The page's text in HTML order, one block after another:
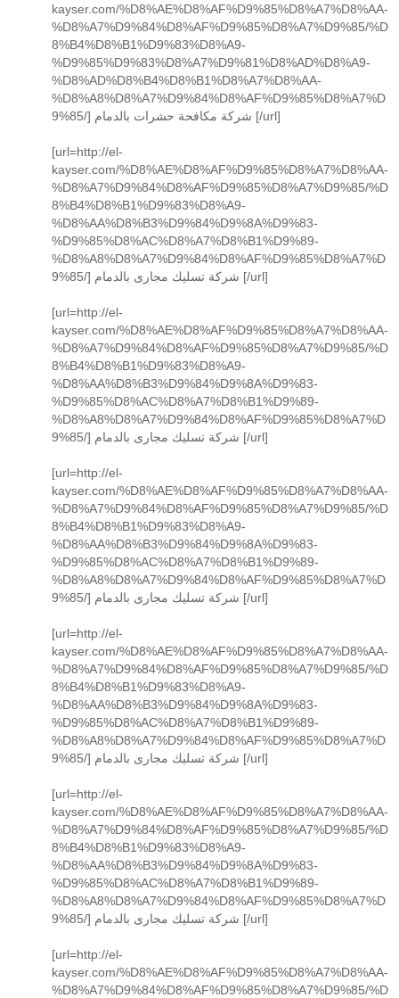
kayser.com/%D8%AE%D8%AF%D9%85%D8%A7%D8%AA-
%D8%A7%D9%84%D8%AF%D9%85%D8%A7%D9%85/%D
8%B4%D8%B1%D9%83%D8%A9-
%D9%85%D9%83%D8%A7%D9%81%D8%AD%D8%A9-
%D8%AD%D8%B4%D8%B1%D8%A7%D8%AA-
%D8%A8%D8%A7%D9%84%D8%AF%D9%85%D8%A7%D
9%85/] شركة مكافحة حشرات بالدمام [/url]
[url=http://el-
kayser.com/%D8%AE%D8%AF%D9%85%D8%A7%D8%AA-
%D8%A7%D9%84%D8%AF%D9%85%D8%A7%D9%85/%D
8%B4%D8%B1%D9%83%D8%A9-
%D8%AA%D8%B3%D9%84%D9%8A%D9%83-
%D9%85%D8%AC%D8%A7%D8%B1%D9%89-
%D8%A8%D8%A7%D9%84%D8%AF%D9%85%D8%A7%D
9%85/] شركة تسليك مجارى بالدمام [/url]
[url=http://el-
kayser.com/%D8%AE%D8%AF%D9%85%D8%A7%D8%AA-
%D8%A7%D9%84%D8%AF%D9%85%D8%A7%D9%85/%D
8%B4%D8%B1%D9%83%D8%A9-
%D8%AA%D8%B3%D9%84%D9%8A%D9%83-
%D9%85%D8%AC%D8%A7%D8%B1%D9%89-
%D8%A8%D8%A7%D9%84%D8%AF%D9%85%D8%A7%D
9%85/] شركة تسليك مجارى بالدمام [/url]
[url=http://el-
kayser.com/%D8%AE%D8%AF%D9%85%D8%A7%D8%AA-
%D8%A7%D9%84%D8%AF%D9%85%D8%A7%D9%85/%D
8%B4%D8%B1%D9%83%D8%A9-
%D8%AA%D8%B3%D9%84%D9%8A%D9%83-
%D9%85%D8%AC%D8%A7%D8%B1%D9%89-
%D8%A8%D8%A7%D9%84%D8%AF%D9%85%D8%A7%D
9%85/] شركة تسليك مجارى بالدمام [/url]
[url=http://el-
kayser.com/%D8%AE%D8%AF%D9%85%D8%A7%D8%AA-
%D8%A7%D9%84%D8%AF%D9%85%D8%A7%D9%85/%D
8%B4%D8%B1%D9%83%D8%A9-
%D8%AA%D8%B3%D9%84%D9%8A%D9%83-
%D9%85%D8%AC%D8%A7%D8%B1%D9%89-
%D8%A8%D8%A7%D9%84%D8%AF%D9%85%D8%A7%D
9%85/] شركة تسليك مجارى بالدمام [/url]
[url=http://el-
kayser.com/%D8%AE%D8%AF%D9%85%D8%A7%D8%AA-
%D8%A7%D9%84%D8%AF%D9%85%D8%A7%D9%85/%D
8%B4%D8%B1%D9%83%D8%A9-
%D8%AA%D8%B3%D9%84%D9%8A%D9%83-
%D9%85%D8%AC%D8%A7%D8%B1%D9%89-
%D8%A8%D8%A7%D9%84%D8%AF%D9%85%D8%A7%D
9%85/] شركة تسليك مجارى بالدمام [/url]
[url=http://el-
kayser.com/%D8%AE%D8%AF%D9%85%D8%A7%D8%AA-
%D8%A7%D9%84%D8%AF%D9%85%D8%A7%D9%85/%D